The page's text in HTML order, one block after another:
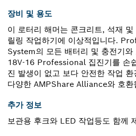
장비 및 용도
이 로터리 해머는 콘크리트, 석재
릴링 작업하기에 이상적입니다.
System의 모든 배터리 및 충전기
18V-16 Professional 집진기를 손
진 발생이 없고 보다 안전한 작업
다양한 AMPShare Alliance와 호환
추가 정보
보관용 후크와 LED 작업등도 함께